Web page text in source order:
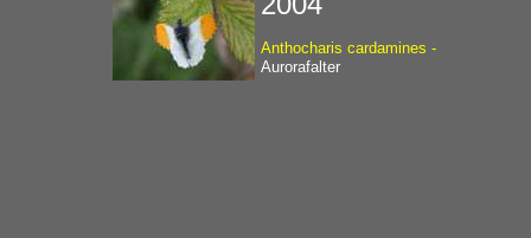
Anthocharis cardamines -
Aurorafalter